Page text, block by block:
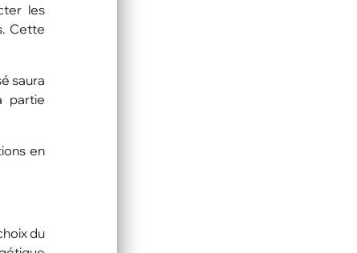
les
Cette
saura
partie
en
du